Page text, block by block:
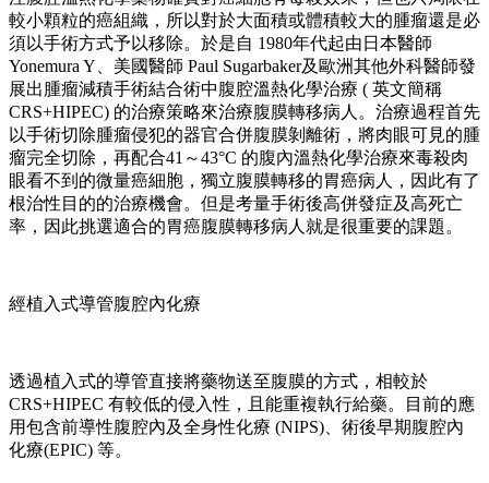
較小顆粒的癌組織，所以對於大面積或體積較大的腫瘤還是必
須以手術方式予以移除。於是自 1980年代起由日本醫師
Yonemura Y、美國醫師 Paul Sugarbaker及歐洲其他外科醫師發
展出腫瘤減積手術結合術中腹腔溫熱化學治療 ( 英文簡稱
CRS+HIPEC) 的治療策略來治療腹膜轉移病人。治療過程首先
以手術切除腫瘤侵犯的器官合併腹膜剝離術，將肉眼可見的腫
瘤完全切除，再配合41～43°C 的腹內溫熱化學治療來毒殺肉
眼看不到的微量癌細胞，獨立腹膜轉移的胃癌病人，因此有了
根治性目的的治療機會。但是考量手術後高併發症及高死亡
率，因此挑選適合的胃癌腹膜轉移病人就是很重要的課題。
經植入式導管腹腔內化療
透過植入式的導管直接將藥物送至腹膜的方式，相較於
CRS+HIPEC 有較低的侵入性，且能重複執行給藥。目前的應
用包含前導性腹腔內及全身性化療 (NIPS)、術後早期腹腔內
化療(EPIC) 等。